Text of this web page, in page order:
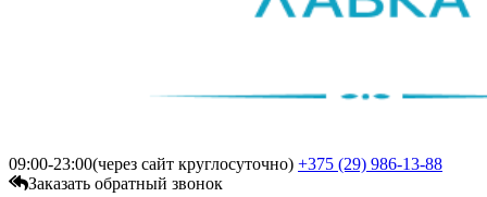
09:00-23:00(через сайт круглосуточно) +375 (29) 986-13-88
Заказать обратный звонок